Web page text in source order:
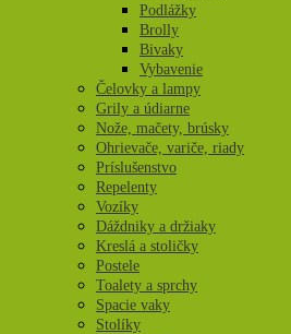
Podlážky
Brolly
Bivaky
Vybavenie
Čelovky a lampy
Grily a údiarne
Nože, mačety, brúsky
Ohrievače, variče, riady
Príslušenstvo
Repelenty
Vozíky
Dáždniky a držiaky
Kreslá a stoličky
Postele
Toalety a sprchy
Spacie vaky
Stolíky